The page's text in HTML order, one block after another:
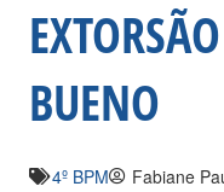
BUENO
4º BPM Fabiane